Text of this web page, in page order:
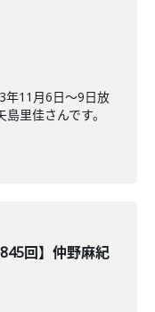
年11月6日〜9日放
里佳さんです。
回】仲野麻紀